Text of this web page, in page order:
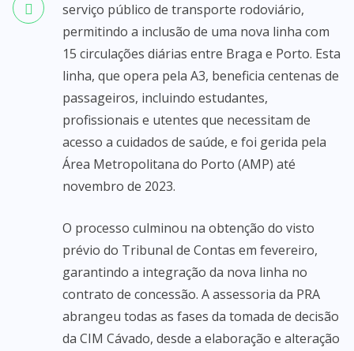
serviço público de transporte rodoviário,
permitindo a inclusão de uma nova linha com
15 circulações diárias entre Braga e Porto. Esta
linha, que opera pela A3, beneficia centenas de
passageiros, incluindo estudantes,
profissionais e utentes que necessitam de
acesso a cuidados de saúde, e foi gerida pela
Área Metropolitana do Porto (AMP) até
novembro de 2023.
O processo culminou na obtenção do visto
prévio do Tribunal de Contas em fevereiro,
garantindo a integração da nova linha no
contrato de concessão. A assessoria da PRA
abrangeu todas as fases da tomada de decisão
da CIM Cávado, desde a elaboração e alteração